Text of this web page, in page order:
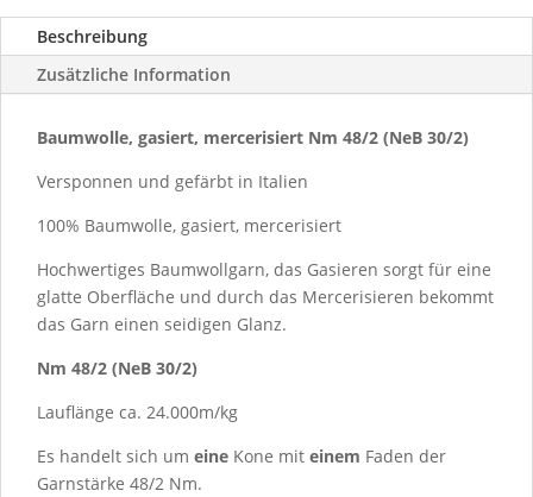
Farb-
Menge
Beschreibung
Zusätzliche Information
Baumwolle, gasiert, mercerisiert Nm 48/2 (NeB 30/2)
Versponnen und gefärbt in Italien
100% Baumwolle, gasiert, mercerisiert
Hochwertiges Baumwollgarn, das Gasieren sorgt für eine
glatte Oberfläche und durch das Mercerisieren bekommt
das Garn einen seidigen Glanz.
Nm 48/2 (NeB 30/2)
Lauflänge ca. 24.000m/kg
Es handelt sich um eine Kone mit einem Faden der
Garnstärke 48/2 Nm.